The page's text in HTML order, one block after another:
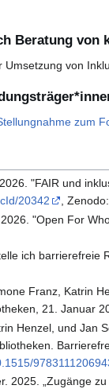
Beratung von
von
zum
"FAIR und
20342
, Zenodo:
"Open For
ich
Franz, Katrin
21. Januar
Henzel, und Jan
2025. „Zugänge